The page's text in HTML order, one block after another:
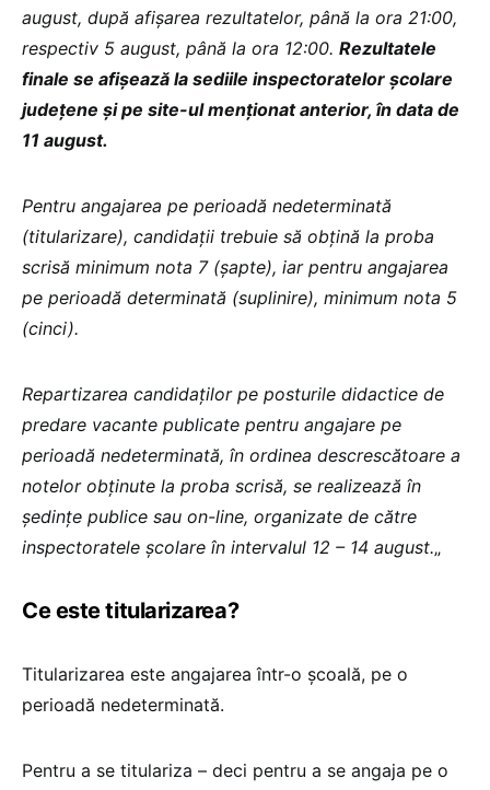
august, după afișarea rezultatelor, până la ora 21:00,
respectiv 5 august, până la ora 12:00. Rezultatele
finale se afișează la sediile inspectoratelor școlare
județene și pe site-ul menționat anterior, în data de
11 august.
Pentru angajarea pe perioadă nedeterminată
(titularizare), candidații trebuie să obțină la proba
scrisă minimum nota 7 (șapte), iar pentru angajarea
pe perioadă determinată (suplinire), minimum nota 5
(cinci).
Repartizarea candidaților pe posturile didactice de
predare vacante publicate pentru angajare pe
perioadă nedeterminată, în ordinea descrescătoare a
notelor obținute la proba scrisă, se realizează în
ședințe publice sau on-line, organizate de către
inspectoratele școlare în intervalul 12 – 14 august.„
Ce este titularizarea?
Titularizarea este angajarea într-o școală, pe o
perioadă nedeterminată.
Pentru a se titulariza – deci pentru a se angaja pe o